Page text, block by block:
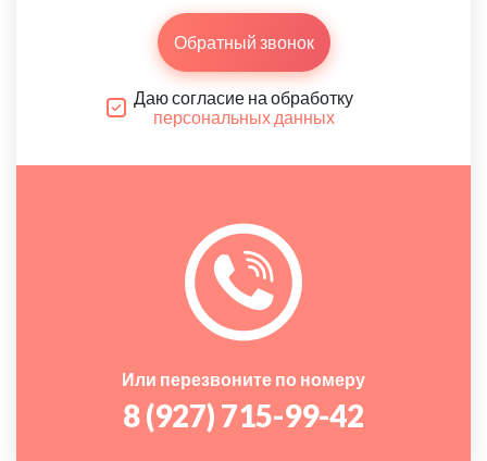
Обратный звонок
Даю согласие на обработку
персональных данных
Или перезвоните по номеру
8 (927) 715-99-42